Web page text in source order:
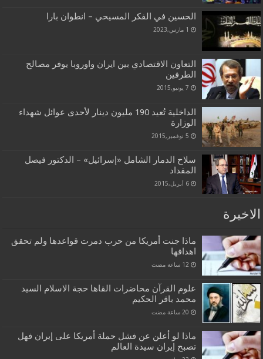
الحسين في الفكر المسيحي – انطوان بارا
1 مارس,2023
التعاون الاقتصادي بين ايران واوروبا يوفر مصالح
الطرفين
7 يونيو,2015
الداخلية تُعيد 190 مليون دينار لأحدى عوائل شهداء
الوزارة
5 نوفمبر,2015
سلاح الدمار الشامل «إسرائيل» – الدكتور فيصل
المقداد
6 أبريل,2015
الاخيرة
ماذا جنت أمريكا من حرب دمرت قواعدها ولم تحقق
اهدافها
علوم القرآن محاضرات القاها حجة الاسلام السيد
محمد باقر الحكيم
ماذا لو أعلن عن فشل حملة أمريكا على إيران فهل
تصبح إيران سيدة العالم